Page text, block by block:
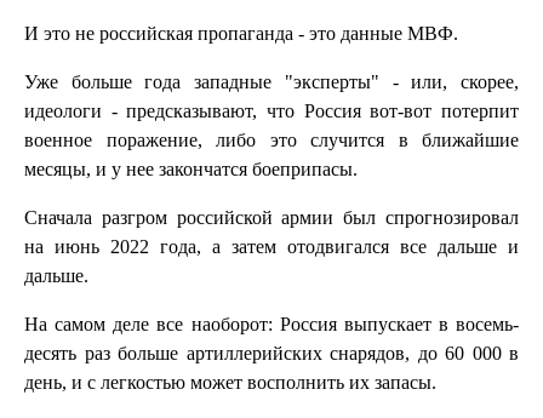
И это не российская пропаганда - это данные МВФ.
Уже больше года западные "эксперты" - или, скорее,
идеологи - предсказывают, что Россия вот-вот потерпит
военное поражение, либо это случится в ближайшие
месяцы, и у нее закончатся боеприпасы.
Сначала разгром российской армии был спрогнозировал
на июнь 2022 года, а затем отодвигался все дальше и
дальше.
На самом деле все наоборот: Россия выпускает в восемь-
десять раз больше артиллерийских снарядов, до 60 000 в
день, и с легкостью может восполнить их запасы.